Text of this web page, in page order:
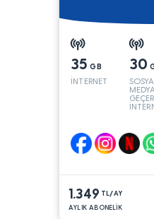
35 GB
İNTERNET
30
1.349 TL/AY
AYLIK ABONELİK